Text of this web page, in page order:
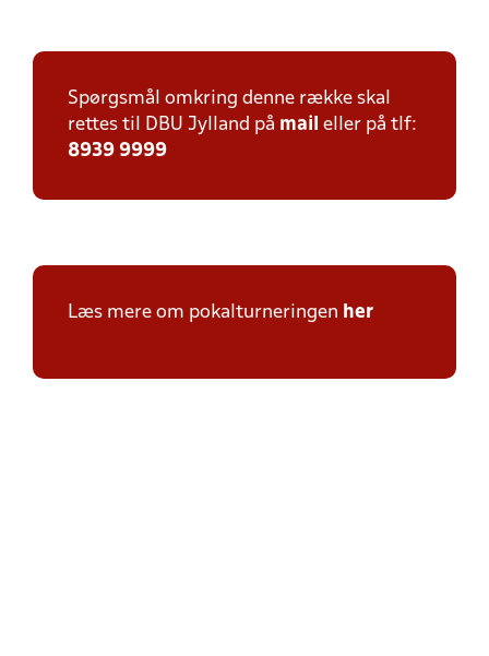
Spørgsmål omkring denne række skal
rettes til DBU Jylland på mail eller på tlf:
8939 9999
Læs mere om pokalturneringen her